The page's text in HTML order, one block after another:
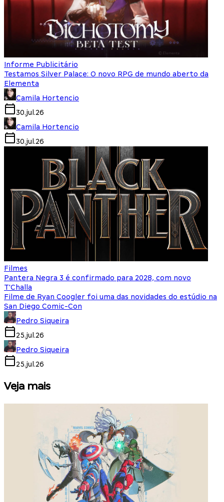
Informe Publicitário
Testamos Silver Palace: O novo RPG de mundo aberto da
Elementa
Camila Hortencio
30.jul.26
Camila Hortencio
30.jul.26
Filmes
Pantera Negra 3 é confirmado para 2028, com novo
T'Challa
Filme de Ryan Coogler foi uma das novidades do estúdio na
San Diego Comic-Con
Pedro Siqueira
25.jul.26
Pedro Siqueira
25.jul.26
Veja mais